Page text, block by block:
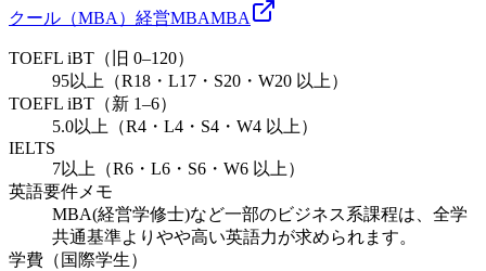
クール（MBA） 経営MBAMBA
TOEFL iBT（旧 0–120）
95以上（R18・L17・S20・W20 以上）
TOEFL iBT（新 1–6）
5.0以上（R4・L4・S4・W4 以上）
IELTS
7以上（R6・L6・S6・W6 以上）
英語要件メモ
MBA(経営学修士)など一部のビジネス系課程は、全学
共通基準よりやや高い英語力が求められます。
学費（国際学生）